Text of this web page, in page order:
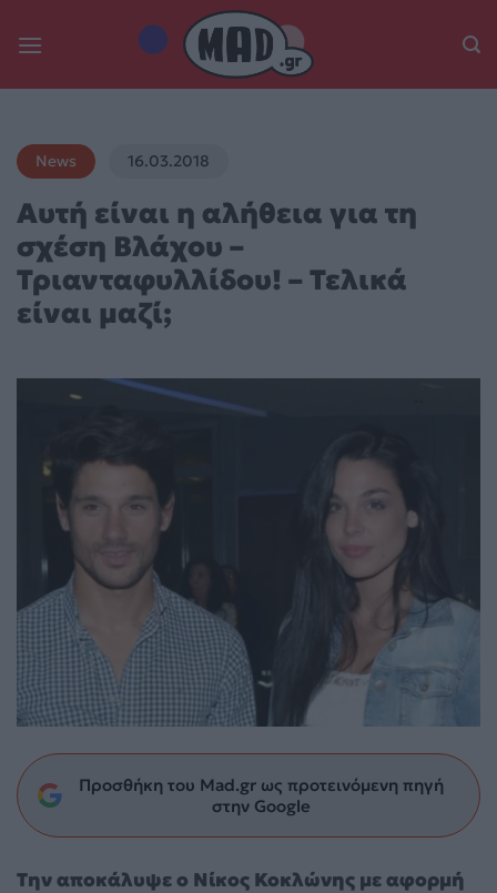
News 16.03.2018
Αυτή είναι η αλήθεια για τη
σχέση Βλάχου –
Τριανταφυλλίδου! – Τελικά
είναι μαζί;
Προσθήκη του Mad.gr ως προτεινόμενη πηγή
στην Google
Την αποκάλυψε ο Νίκος Κοκλώνης με αφορμή